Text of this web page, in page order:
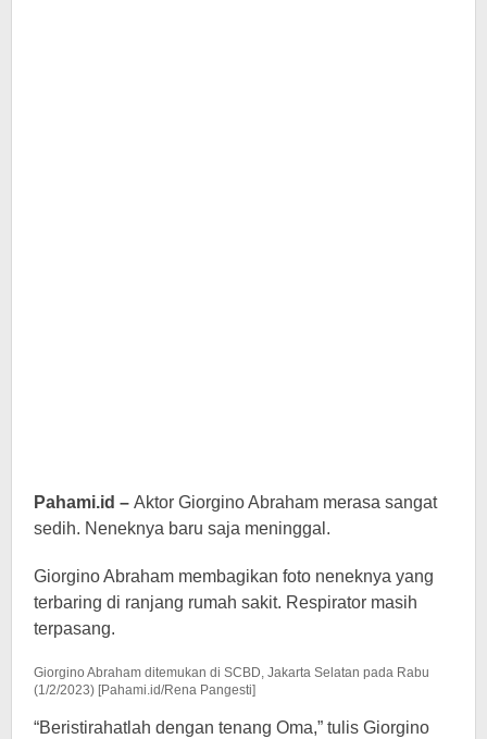
Pahami.id – Aktor Giorgino Abraham merasa sangat
sedih. Neneknya baru saja meninggal.
Giorgino Abraham membagikan foto neneknya yang
terbaring di ranjang rumah sakit. Respirator masih
terpasang.
Giorgino Abraham ditemukan di SCBD, Jakarta Selatan pada Rabu
(1/2/2023) [Pahami.id/Rena Pangesti]
“Beristirahatlah dengan tenang Oma,” tulis Giorgino